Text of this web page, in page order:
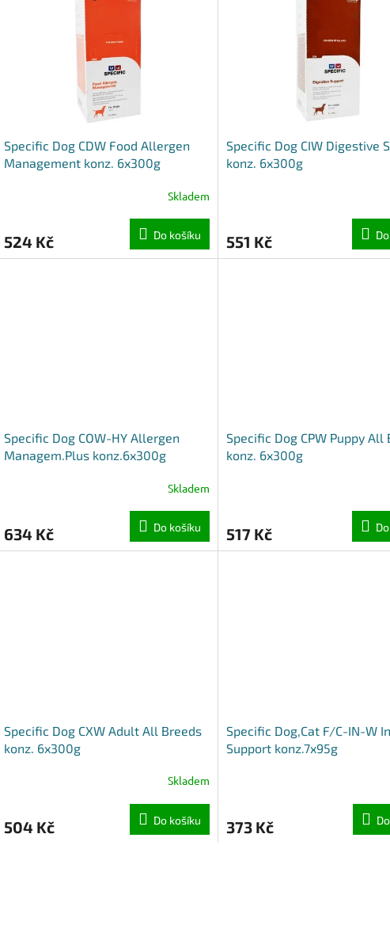
Specific Dog CDW Food Allergen
Management konz. 6x300g
Skladem
524 Kč Do košíku
Specific Dog CIW Digestive
konz. 6x300g
551 Kč
Specific Dog COW-HY Allergen
Managem.Plus konz.6x300g
Skladem
634 Kč Do košíku
Specific Dog CPW Puppy All
konz. 6x300g
517 Kč
Specific Dog CXW Adult All Breeds
konz. 6x300g
Skladem
504 Kč Do košíku
Specific Dog,Cat F/C-IN-W
Support konz.7x95g
373 Kč